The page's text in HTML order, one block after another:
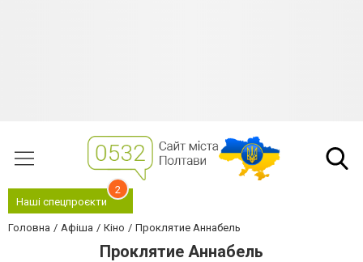
Наші спецпроєкти
2
Головна Афіша Кіно Проклятие Аннабель
Проклятие Аннабель